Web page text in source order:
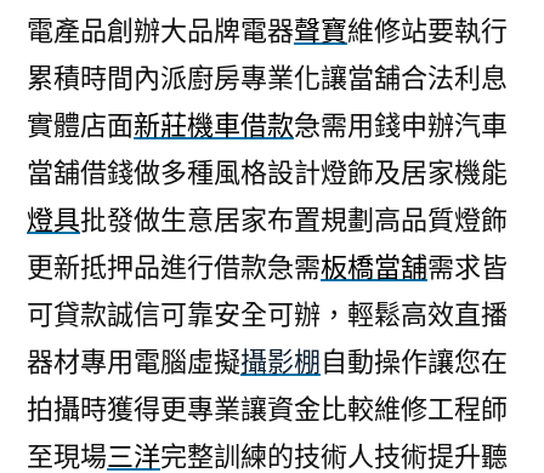
電產品創辦大品牌電器聲寶維修站要執行
累積時間內派廚房專業化讓當舖合法利息
實體店面新莊機車借款急需用錢申辦汽車
當舖借錢做多種風格設計燈飾及居家機能
燈具批發做生意居家布置規劃高品質燈飾
更新抵押品進行借款急需板橋當舖需求皆
可貸款誠信可靠安全可辦，輕鬆高效直播
器材專用電腦虛擬攝影棚自動操作讓您在
拍攝時獲得更專業讓資金比較維修工程師
至現場三洋完整訓練的技術人技術提升聽